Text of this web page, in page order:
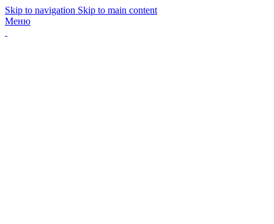
Skip to navigation Skip to main content
Меню